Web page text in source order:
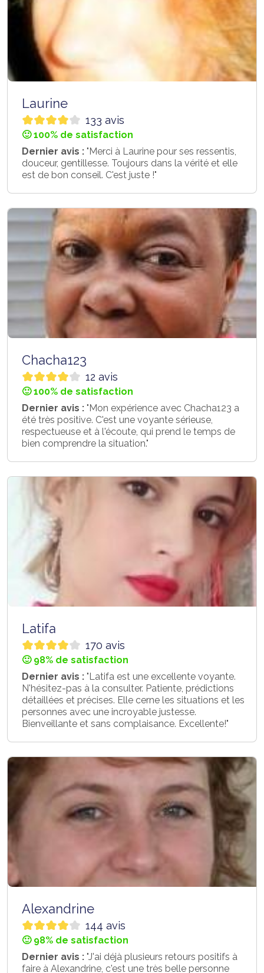
Laurine
133 avis
🙂 100% de satisfaction
Dernier avis : "Merci à Laurine pour ses ressentis,
douceur, gentillesse. Toujours dans la vérité et elle
est de bon conseil. C'est juste !"
Chacha123
12 avis
🙂 100% de satisfaction
Dernier avis : "Mon expérience avec Chacha123 a
été très positive. C'est une voyante sérieuse,
respectueuse et à l'écoute, qui prend le temps de
bien comprendre la situation."
Latifa
170 avis
🙂 98% de satisfaction
Dernier avis : "Latifa est une excellente voyante.
N'hésitez-pas à la consulter. Patiente, prédictions
détaillées et précises. Elle cerne les situations et les
personnes avec une incroyable justesse.
Bienveillante et sans complaisance. Excellente!"
Alexandrine
144 avis
🙂 98% de satisfaction
Dernier avis : "J'ai déjà plusieurs retours positifs à
faire à Alexandrine, c'est une très belle personne